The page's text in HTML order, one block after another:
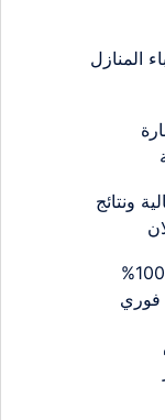
المنازل
ونتائج
شركة تنظيف بشقراء نظافة مثالية100%